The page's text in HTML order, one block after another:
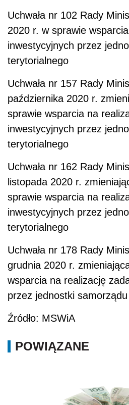
Uchwała nr 102 Rady
2020 r. w sprawie
inwestycyjnych przez
terytorialnego
Uchwała nr 157 Rady
października 2020 r.
sprawie wsparcia na
inwestycyjnych przez
terytorialnego
Uchwała nr 162 Rady
listopada 2020 r.
sprawie wsparcia na
inwestycyjnych przez
terytorialnego
Uchwała nr 178 Rady
grudnia 2020 r.
wsparcia na realizację
przez jednostki
Źródło: MSWiA
POWIĄZANE